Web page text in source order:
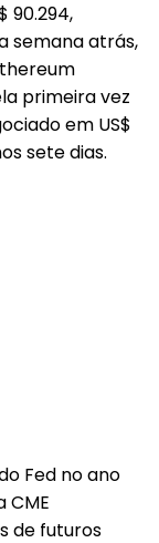
90.294,
semana atrás,
primeira vez
em US$
sete dias.
Fed no ano
CME
de futuros